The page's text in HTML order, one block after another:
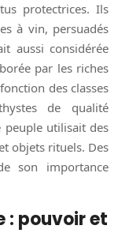
protectrices. Ils
à vin, persuadés
aussi considérée
par les riches
des classes
de qualité
peuple utilisait des
objets rituels. Des
son importance
: pouvoir et